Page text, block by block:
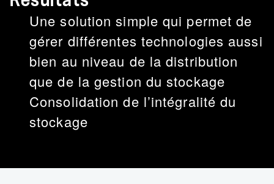
Une solution simple qui permet de
gérer différentes technologies aussi
bien au niveau de la distribution
que de la gestion du stockage
Consolidation de l’intégralité du
stockage